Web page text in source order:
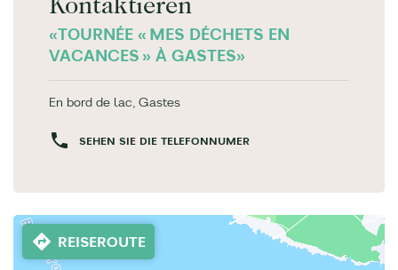
«TOURNÉE « MES DÉCHETS EN
VACANCES » À GASTES»
En bord de lac, Gastes
SEHEN SIE DIE TELEFONNUMER
REISEROUTE